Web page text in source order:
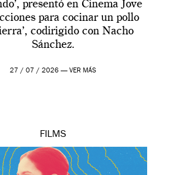
presentó en Cinema Jove
para cocinar un pollo
codirigido con Nacho
Sánchez.
27 / 07 / 2026 —VER MÁS
FILMS